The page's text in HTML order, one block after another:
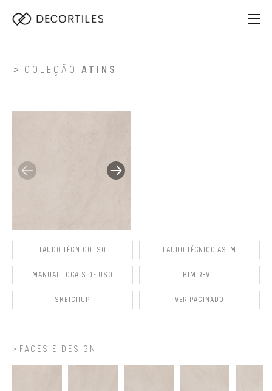
COLEÇÃO ATINS
LAUDO TÉCNICO ISO LAUDO TÉCNICO ASTM
MANUAL LOCAIS DE USO BIM REVIT
SKETCHUP VER PAGINADO
FACES E DESIGN